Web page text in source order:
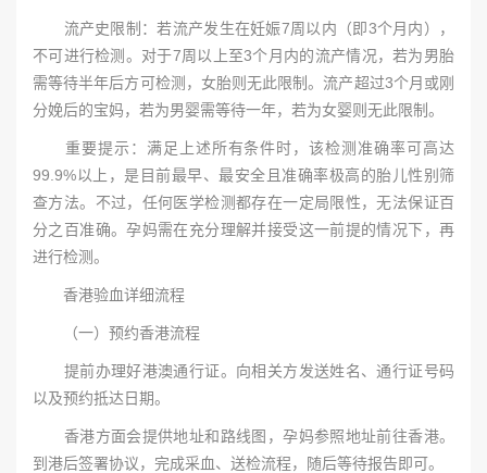
流产史限制：若流产发生在妊娠7周以内（即3个月内），
不可进行检测。对于7周以上至3个月内的流产情况，若为男胎
需等待半年后方可检测，女胎则无此限制。流产超过3个月或刚
分娩后的宝妈，若为男婴需等待一年，若为女婴则无此限制。
重要提示：满足上述所有条件时，该检测准确率可高达
99.9%以上，是目前最早、最安全且准确率极高的胎儿性别筛
查方法。不过，任何医学检测都存在一定局限性，无法保证百
分之百准确。孕妈需在充分理解并接受这一前提的情况下，再
进行检测。
香港验血详细流程
（一）预约香港流程
提前办理好港澳通行证。向相关方发送姓名、通行证号码
以及预约抵达日期。
香港方面会提供地址和路线图，孕妈参照地址前往香港。
到港后签署协议，完成采血、送检流程，随后等待报告即可。